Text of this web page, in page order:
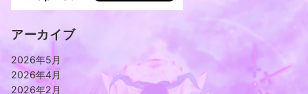
アーカイブ
2026年5月
2026年4月
2026年2月